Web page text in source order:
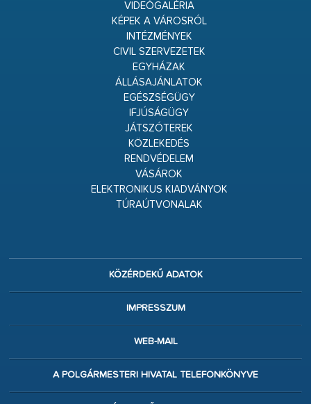
VIDEÓGALÉRIA
KÉPEK A VÁROSRÓL
INTÉZMÉNYEK
CIVIL SZERVEZETEK
EGYHÁZAK
ÁLLÁSAJÁNLATOK
EGÉSZSÉGÜGY
IFJÚSÁGÜGY
JÁTSZÓTEREK
KÖZLEKEDÉS
RENDVÉDELEM
VÁSÁROK
ELEKTRONIKUS KIADVÁNYOK
TÚRAÚTVONALAK
KÖZÉRDEKŰ ADATOK
IMPRESSZUM
WEB-MAIL
A POLGÁRMESTERI HIVATAL TELEFONKÖNYVE